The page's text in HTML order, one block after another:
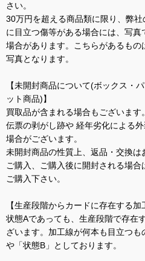
さい。
30万円を超える商品類に限り、弊
に目立つ傷等がある場合には、写
場合があります。こちらがあるも
写真となります。
【未開封商品について(ボックス・
ット商品)】
買取品が含まれる場合もございます。
伝票の剥がし跡や 経年劣化による
場合がございます。
未開封商品の性質上、返品・交換は
ご購入、ご購入後に開封される場
ご購入下さい。
【生産段階からカードに存在する加
状態Aであっても、生産段階で存在
ざいます。加工線が何本も目立つも
や「状態B」としております。